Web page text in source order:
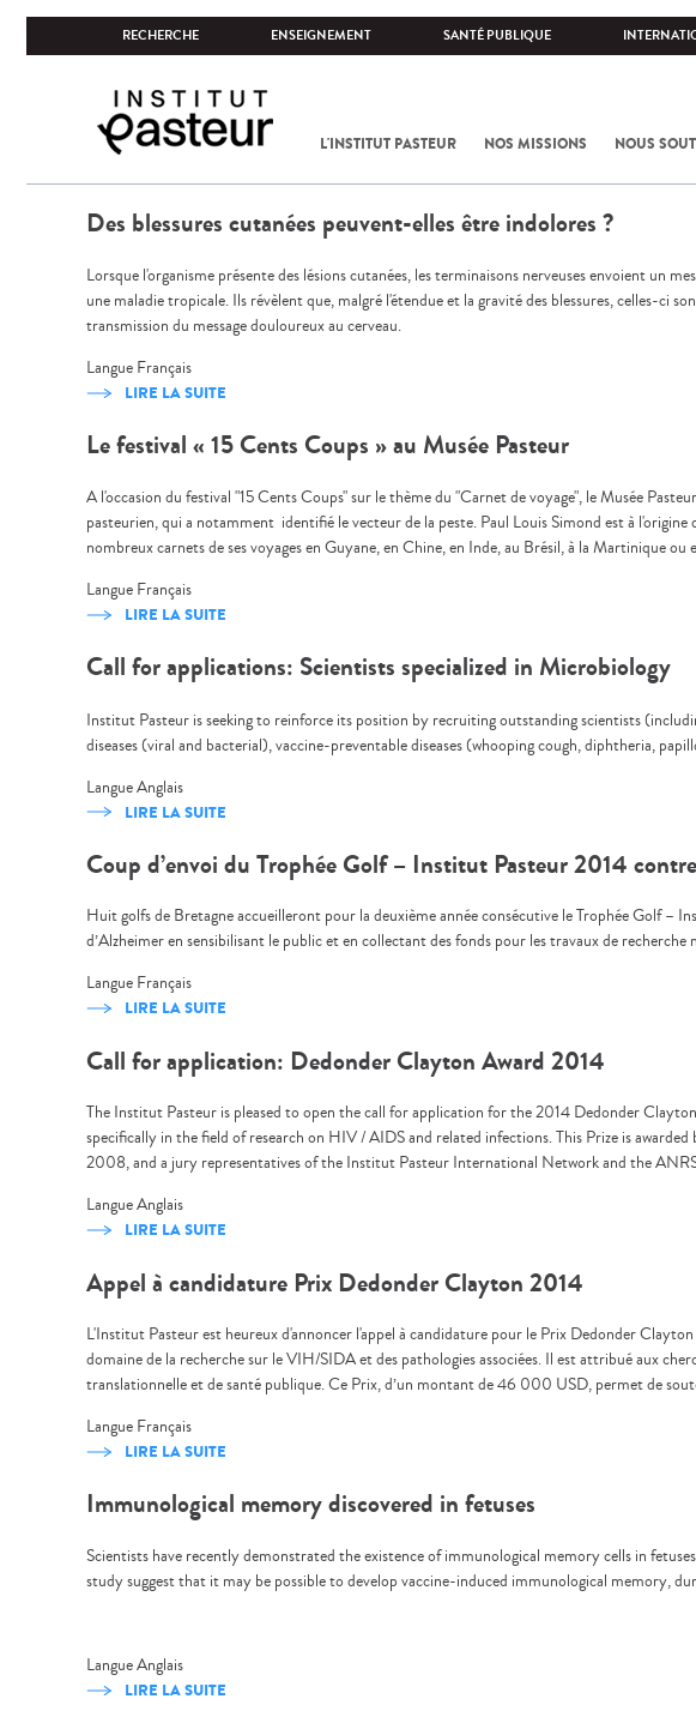
RECHERCHE ENSEIGNEMENT SANTÉ PUBLIQUE
L'INSTITUT PASTEUR NOS MISSIONS NOUS
Des blessures cutanées peuvent-elles être indolores ?
Lorsque l'organisme présente des lésions cutanées, les terminaisons nerveuses envoient un
une maladie tropicale. Ils révèlent que, malgré l'étendue et la gravité des blessures, celles-ci
transmission du message douloureux au cerveau.
Langue Français
LIRE LA SUITE
Le festival « 15 Cents Coups » au Musée Pasteur
A l'occasion du festival "15 Cents Coups" sur le thème du "Carnet de voyage", le Musée
pasteurien, qui a notamment identifié le vecteur de la peste. Paul Louis Simond est à
nombreux carnets de ses voyages en Guyane, en Chine, en Inde, au Brésil, à la Martinique ou
Langue Français
LIRE LA SUITE
Call for applications: Scientists specialized in Microbiology
Institut Pasteur is seeking to reinforce its position by recruiting outstanding scientists
diseases (viral and bacterial), vaccine-preventable diseases (whooping cough, diphtheria,
LangueAnglais
LIRE LA SUITE
Coup d’envoi du Trophée Golf – Institut Pasteur 2014
Huit golfs de Bretagne accueilleront pour la deuxième année consécutive le Trophée Golf
d’Alzheimer en sensibilisant le public et en collectant des fonds pour les travaux de recherche
Langue Français
LIRE LA SUITE
Call for application: Dedonder Clayton Award 2014
The Institut Pasteur is pleased to open the call for application for the 2014 Dedonder
specifically in the field of research on HIV / AIDS and related infections. This Prize is
2008, and a jury representatives of the Institut Pasteur International Network and the
LangueAnglais
LIRE LA SUITE
Appel à candidature Prix Dedonder Clayton 2014
L'Institut Pasteur est heureux d'annoncer l'appel à candidature pour le Prix Dedonder
domaine de la recherche sur le VIH/SIDA et des pathologies associées. Il est attribué aux
translationnelle et de santé publique. Ce Prix, d’un montant de 46 000 USD, permet de
Langue Français
LIRE LA SUITE
Immunological memory discovered in fetuses
Scientists have recently demonstrated the existence of immunological memory cells in
study suggest that it may be possible to develop vaccine-induced immunological memory,
LangueAnglais
LIRE LA SUITE